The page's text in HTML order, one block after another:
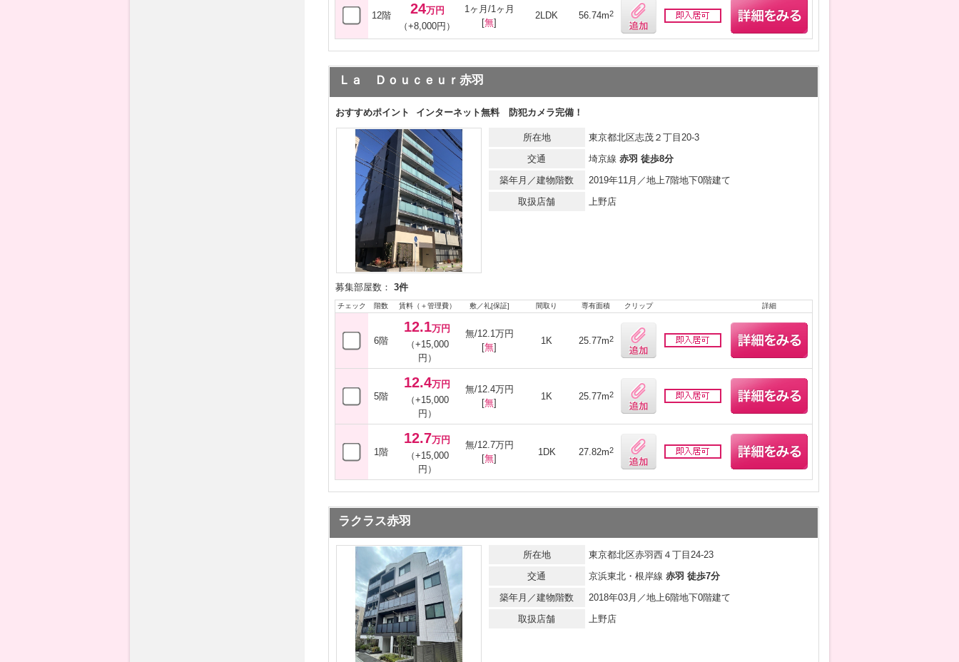
12階 24万円
（+8,000円）
1ヶ月/1ヶ月
[無]
2LDK 56.74m2
Ｌａ Ｄｏｕｃｅｕｒ赤羽
おすすめポイント インターネット無料 防犯カメラ完備！
所在地
東京都北区志茂２丁目20-3
交通
埼京線 赤羽 徒歩8分
築年月／建物階数
2019年11月／地上7階地下0階建て
取扱店舗
上野店
募集部屋数： 3件
チェック 階数 賃料（＋管理費） 敷／礼[保証] 間取り 専有面積 クリップ 詳細
6階
12.1万円
（+15,000
円）
無/12.1万円
[無]
1K 25.77m2
5階
12.4万円
（+15,000
円）
無/12.4万円
[無]
1K 25.77m2
1階
12.7万円
（+15,000
円）
無/12.7万円
[無]
1DK 27.82m2
ラクラス赤羽
所在地
東京都北区赤羽西４丁目24-23
交通
京浜東北・根岸線 赤羽 徒歩7分
築年月／建物階数
2018年03月／地上6階地下0階建て
取扱店舗
上野店